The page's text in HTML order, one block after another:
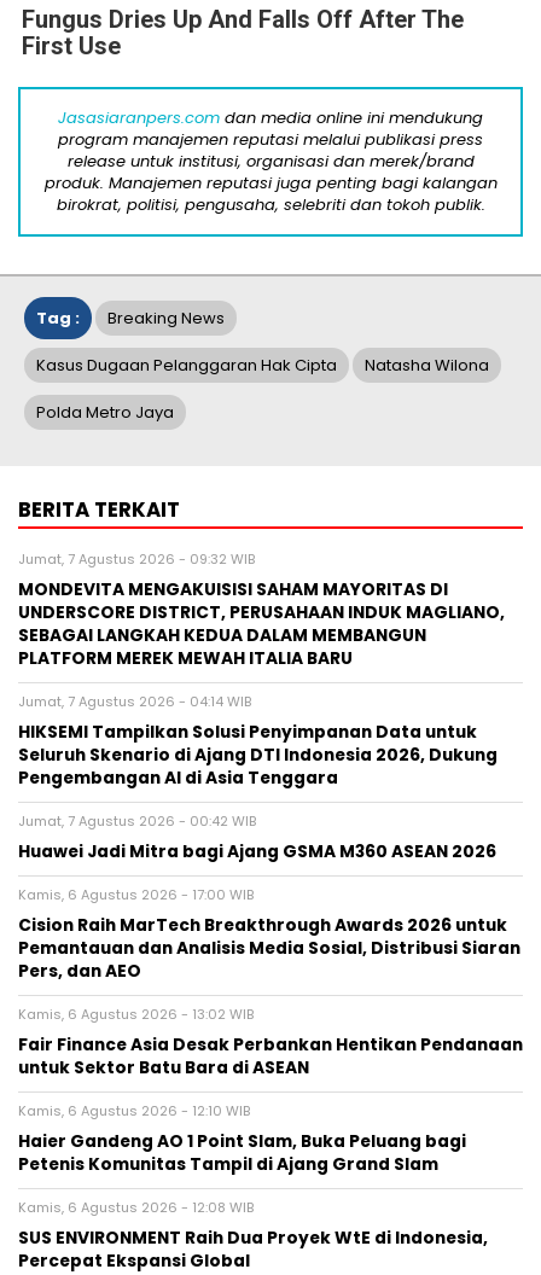
Fungus Dries Up And Falls Off After The
First Use
Jasasiaranpers.com dan media online ini mendukung
program manajemen reputasi melalui publikasi press
release untuk institusi, organisasi dan merek/brand
produk. Manajemen reputasi juga penting bagi kalangan
birokrat, politisi, pengusaha, selebriti dan tokoh publik.
Tag : Breaking News
Kasus Dugaan Pelanggaran Hak Cipta Natasha Wilona
Polda Metro Jaya
BERITA TERKAIT
Jumat, 7 Agustus 2026 - 09:32 WIB
MONDEVITA MENGAKUISISI SAHAM MAYORITAS DI
UNDERSCORE DISTRICT, PERUSAHAAN INDUK MAGLIANO,
SEBAGAI LANGKAH KEDUA DALAM MEMBANGUN
PLATFORM MEREK MEWAH ITALIA BARU
Jumat, 7 Agustus 2026 - 04:14 WIB
HIKSEMI Tampilkan Solusi Penyimpanan Data untuk
Seluruh Skenario di Ajang DTI Indonesia 2026, Dukung
Pengembangan AI di Asia Tenggara
Jumat, 7 Agustus 2026 - 00:42 WIB
Huawei Jadi Mitra bagi Ajang GSMA M360 ASEAN 2026
Kamis, 6 Agustus 2026 - 17:00 WIB
Cision Raih MarTech Breakthrough Awards 2026 untuk
Pemantauan dan Analisis Media Sosial, Distribusi Siaran
Pers, dan AEO
Kamis, 6 Agustus 2026 - 13:02 WIB
Fair Finance Asia Desak Perbankan Hentikan Pendanaan
untuk Sektor Batu Bara di ASEAN
Kamis, 6 Agustus 2026 - 12:10 WIB
Haier Gandeng AO 1 Point Slam, Buka Peluang bagi
Petenis Komunitas Tampil di Ajang Grand Slam
Kamis, 6 Agustus 2026 - 12:08 WIB
SUS ENVIRONMENT Raih Dua Proyek WtE di Indonesia,
Percepat Ekspansi Global